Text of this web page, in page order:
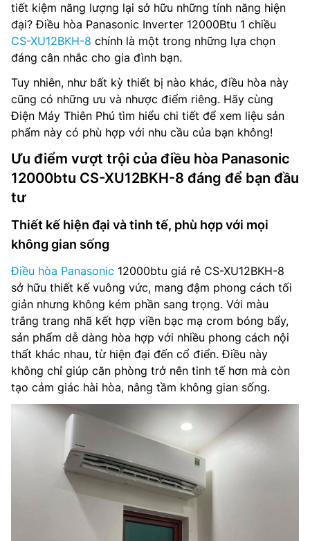
tiết kiệm năng lượng lại sở hữu những tính năng hiện
đại? Điều hòa Panasonic Inverter 12000Btu 1 chiều
CS-XU12BKH-8 chính là một trong những lựa chọn
đáng cân nhắc cho gia đình bạn.
Tuy nhiên, như bất kỳ thiết bị nào khác, điều hòa này
cũng có những ưu và nhược điểm riêng. Hãy cùng
Điện Máy Thiên Phú tìm hiểu chi tiết để xem liệu sản
phẩm này có phù hợp với nhu cầu của bạn không!
Ưu điểm vượt trội của điều hòa Panasonic
12000btu CS-XU12BKH-8 đáng để bạn đầu
tư
Thiết kế hiện đại và tinh tế, phù hợp với mọi
không gian sống
Điều hòa Panasonic 12000btu giá rẻ CS-XU12BKH-8
sở hữu thiết kế vuông vức, mang đậm phong cách tối
giản nhưng không kém phần sang trọng. Với màu
trắng trang nhã kết hợp viền bạc mạ crom bóng bẩy,
sản phẩm dễ dàng hòa hợp với nhiều phong cách nội
thất khác nhau, từ hiện đại đến cổ điển. Điều này
không chỉ giúp căn phòng trở nên tinh tế hơn mà còn
tạo cảm giác hài hòa, nâng tầm không gian sống.